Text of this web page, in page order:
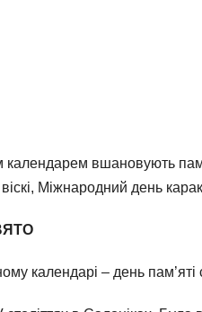
вшановують
Міжнародний день
календарі – день пам’яті